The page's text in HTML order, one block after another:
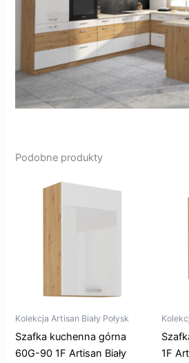
Podobne produkty
Kolekcja Artisan Biały Połysk
Szafka kuchenna górna
60G-90 1F Artisan Biały
1F